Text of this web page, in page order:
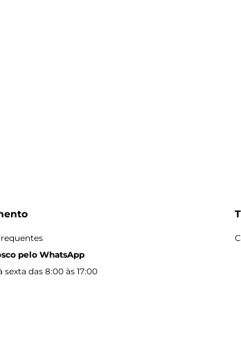
pelo WhatsApp
sexta das 8:00 às 17:00